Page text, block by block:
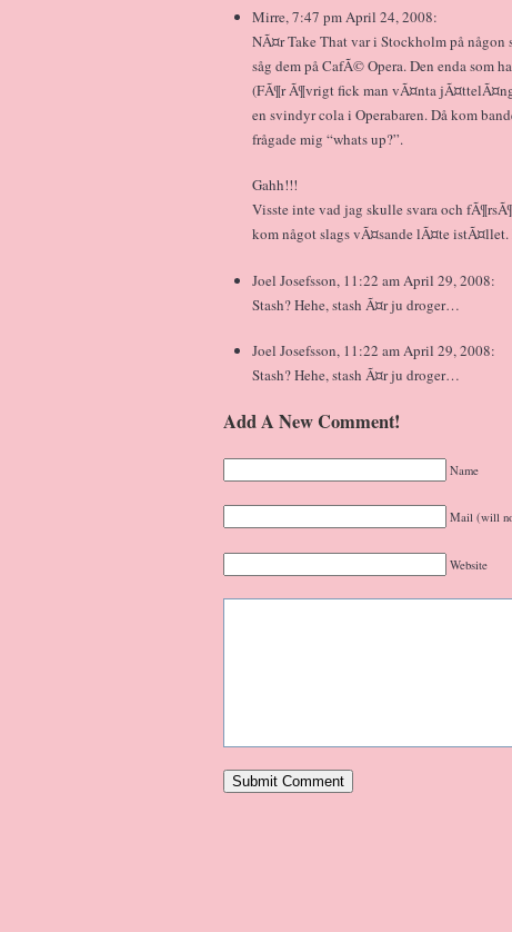
Mirre, 7:47 pm April 24, 2008:
NÃ¤r Take That var i Stockholm på
såg dem på CafÃ© Opera. Den enda som
(FÃ¶r Ã¶vrigt fick man vÃ¤nta
en svindyr cola i Operabaren. Då kom
frågade mig “whats up?”.
Gahh!!!
Visste inte vad jag skulle svara och
kom något slags vÃ¤sande lÃ¤te
Joel Josefsson, 11:22 am April 29, 2008:
Stash? Hehe, stash Ã¤r ju droger…
Joel Josefsson, 11:22 am April 29, 2008:
Stash? Hehe, stash Ã¤r ju droger…
Add A New Comment!
Name
Mail (will
Website